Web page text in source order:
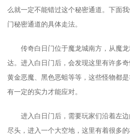
么就一定不能错过这个秘密通道。下面
门秘密通道的具体走法。
传奇白日门位于魔龙城南方，从魔
达。进入白日门后，会发现这里有许多奇
黄金恶魔、黑色恶蛆等等，这些怪物都
有一定的实力才能应对。
进入白日门后，需要玩家们沿着左
尽头，进入一个大空地，这里有着很多